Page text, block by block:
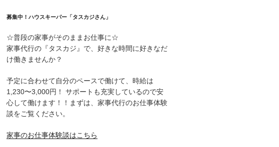
募集中！ハウスキーパー「タスカジさん」
☆普段の家事がそのままお仕事に☆
家事代行の『タスカジ』で、好きな時間に好きなだ
け働きませんか？
予定に合わせて自分のペースで働けて、時給は
1,230〜3,000円！ サポートも充実しているので安
心して働けます！！まずは、家事代行のお仕事体験
談をご覧ください。
家事のお仕事体験談はこちら